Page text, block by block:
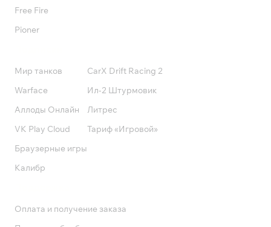
Free Fire
Pioner
Мир танков
Warface
Аллоды Онлайн
VK Play Cloud
Браузерные игры
Калибр
CarX Drift Racing 2
Ил-2 Штурмовик
Литрес
Тариф «Игровой»
Оплата и получение заказа